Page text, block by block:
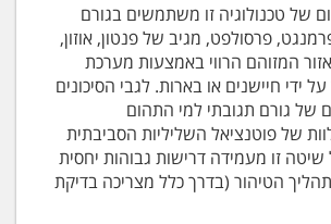
של טכנולוגיה זו משתמשים בגורם
פרסולפט, מגיב של פנטון, אוזון,
המזוהם הרווי באמצעות מערכת
ידי חיישנים או בארות. לגבי הסיכונים
של גורם תגובתי למי התהום
של פוטנציאל השליליות הסביבתית
שיטה זו מעמידה דרישות גבוהות יחסית
הטיהור (בדרך כלל מצריכה בדיקת